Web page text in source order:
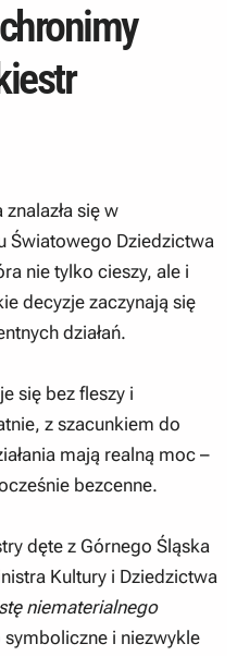
się w
Światowego Dziedzictwa
nie tylko cieszy, ale i
decyzje zaczynają się
działań.
się bez fleszy i
z szacunkiem do
mają realną moc –
bezcenne.
dęte z Górnego Śląska
Kultury i Dziedzictwa
niematerialnego
symboliczne i niezwykle